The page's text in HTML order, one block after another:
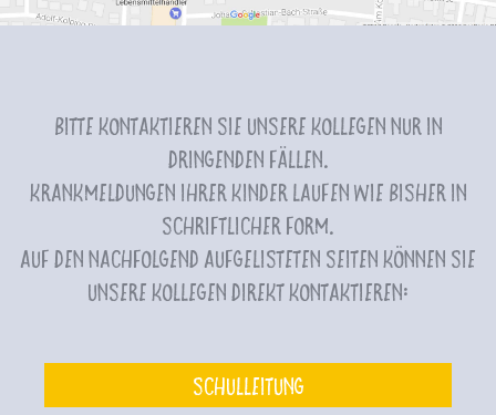
Bitte kontaktieren Sie unsere Kollegen nur in
dringenden Fällen.
Krankmeldungen Ihrer Kinder laufen wie bisher in
schriftlicher Form.
Auf den nachfolgend aufgelisteten Seiten können Sie
unsere Kollegen direkt kontaktieren:
Schulleitung